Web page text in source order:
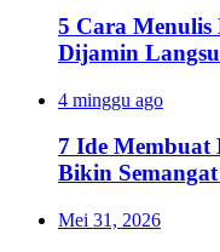
5 Cara
Dijamin
4 minggu ago
7 Ide Membuat
Bikin
Mei 31, 2026